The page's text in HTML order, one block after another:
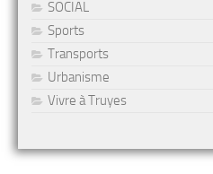
SOCIAL
Sports
Transports
Urbanisme
Vivre à Truyes